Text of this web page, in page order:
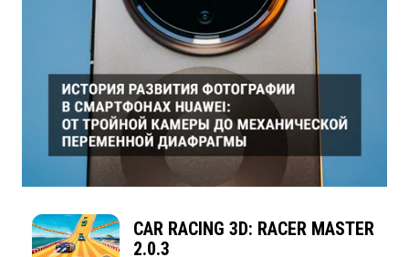
CAR RACING 3D: RACER MASTER
2.0.3